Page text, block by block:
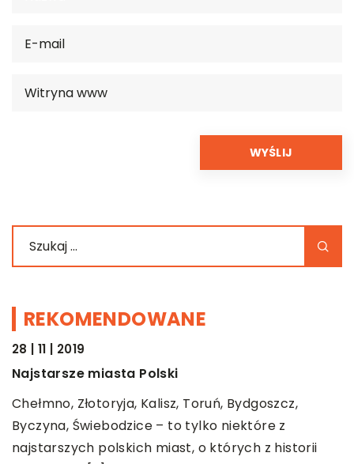
REKOMENDOWANE
ŻYCIE I CZŁOWIEK
28 | 11 | 2019
Najstarsze miasta Polski
Chełmno, Złotoryja, Kalisz, Toruń, Bydgoszcz,
Byczyna, Świebodzice – to tylko niektóre z
najstarszych polskich miast, o których z historii